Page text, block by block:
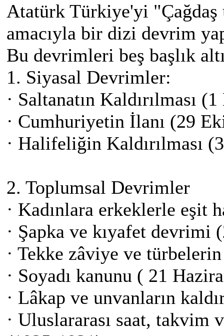
Atatürk Türkiye'yi "Çağdaş
amacıyla bir dizi devrim
Bu devrimleri beş başlık
1. Siyasal Devrimler:
· Saltanatın Kaldırılması
· Cumhuriyetin İlanı (29
· Halifeliğin Kaldırılması
2. Toplumsal Devrimler
· Kadınlara erkeklerle eşit
· Şapka ve kıyafet devrimi
· Tekke zâviye ve
· Soyadı kanunu ( 21
· Lâkap ve unvanların
· Uluslararası saat,